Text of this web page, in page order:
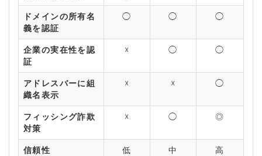
ドメインの所有名
義を認証
◯ ◯ ◯
企業の実在性を認
証
☓ ◯ ◯
アドレスバーに組
織名表示
☓ ☓ ◯
フィッシング詐欺
対策
☓ ◯ ◎
信頼性 低 中 高